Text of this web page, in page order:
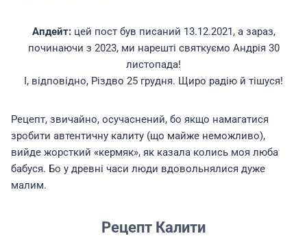
Апдейт: цей пост був писаний 13.12.2021, а зараз,
починаючи з 2023, ми нарешті святкуємо Андрія 30
листопада!
І, відповідно, Різдво 25 грудня. Щиро радію й тішуся!
Рецепт, звичайно, осучаснений, бо якщо намагатися
зробити автентичну калиту (що майже неможливо),
вийде жорсткий «кермяк», як казала колись моя люба
бабуся. Бо у древні часи люди вдовольнялися дуже
малим.
Рецепт Калити